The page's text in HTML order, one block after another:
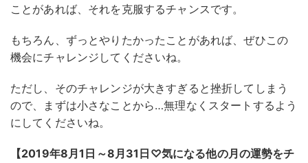
ことがあれば、それを克服するチャンスです。
もちろん、ずっとやりたかったことがあれば、ぜひこの
機会にチャレンジしてくださいね。
ただし、そのチャレンジが大きすぎると挫折してしまう
ので、まずは小さなことから…無理なくスタートするよう
にしてくださいね。
【2019年8月1日～8月31日♡気になる他の月の運勢をチ